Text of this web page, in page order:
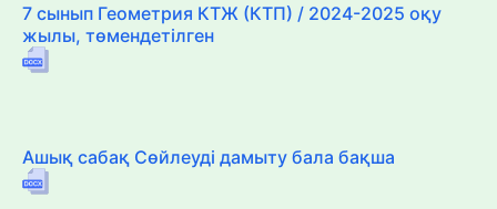
7 сынып Геометрия КТЖ (КТП) / 2024-2025 оқу
жылы, төмендетілген
Ашық сабақ Сөйлеуді дамыту бала бақша